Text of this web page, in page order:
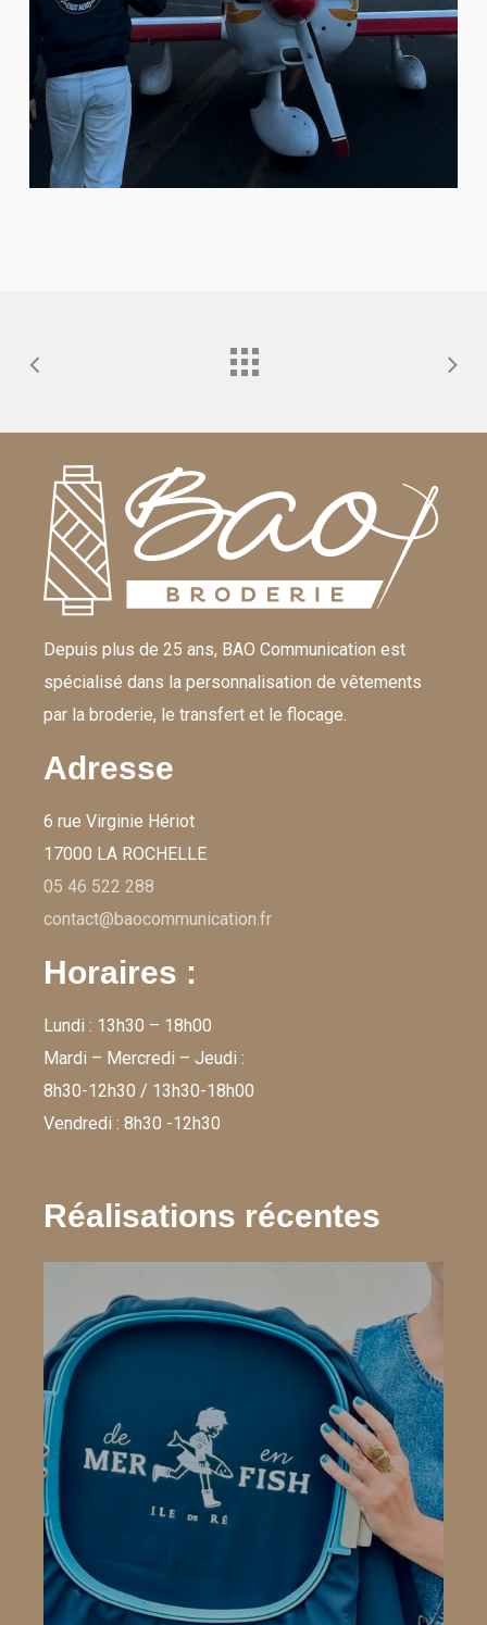
Depuis plus de 25 ans, BAO Communication est
spécialisé dans la personnalisation de vêtements
par la broderie, le transfert et le flocage.
Adresse
6 rue Virginie Hériot
17000 LA ROCHELLE
05 46 522 288
contact@baocommunication.fr
Horaires :
Lundi : 13h30 – 18h00
Mardi – Mercredi – Jeudi :
8h30-12h30 / 13h30-18h00
Vendredi : 8h30 -12h30
Réalisations récentes